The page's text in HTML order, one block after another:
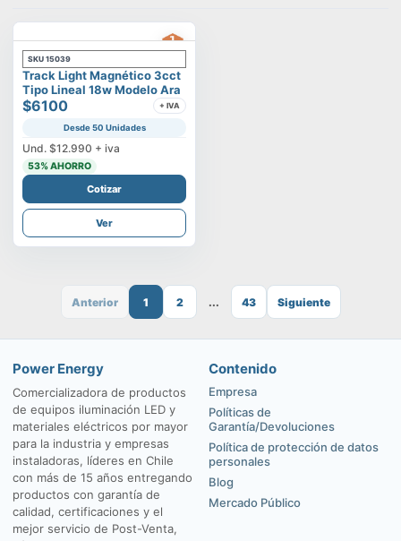
SKU 15039
Track Light Magnético 3cct
Tipo Lineal 18w Modelo Ara
$6100 + IVA
Desde 50 Unidades
Und. $12.990 + iva
53% AHORRO
Cotizar
Ver
Anterior 1 2 ... 43 Siguiente
Power Energy
Comercializadora de productos
de equipos iluminación LED y
materiales eléctricos por mayor
para la industria y empresas
instaladoras, líderes en Chile
con más de 15 años entregando
productos con garantía de
calidad, certificaciones y el
mejor servicio de Post-Venta,
Contenido
Empresa
Políticas de
Garantía/Devoluciones
Política de protección de datos
personales
Blog
Mercado Público